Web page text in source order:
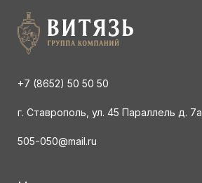
+7 (8652) 50 50 50
г. Ставрополь, ул. 45 Параллель д. 7а
505-050@mail.ru